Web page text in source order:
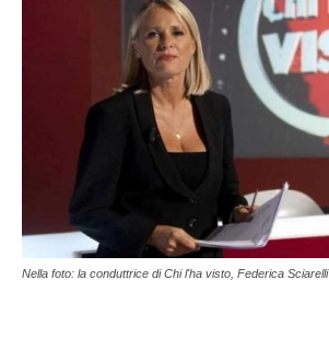
Nella foto: la conduttrice di Chi l'ha visto, Federica Sciarelli